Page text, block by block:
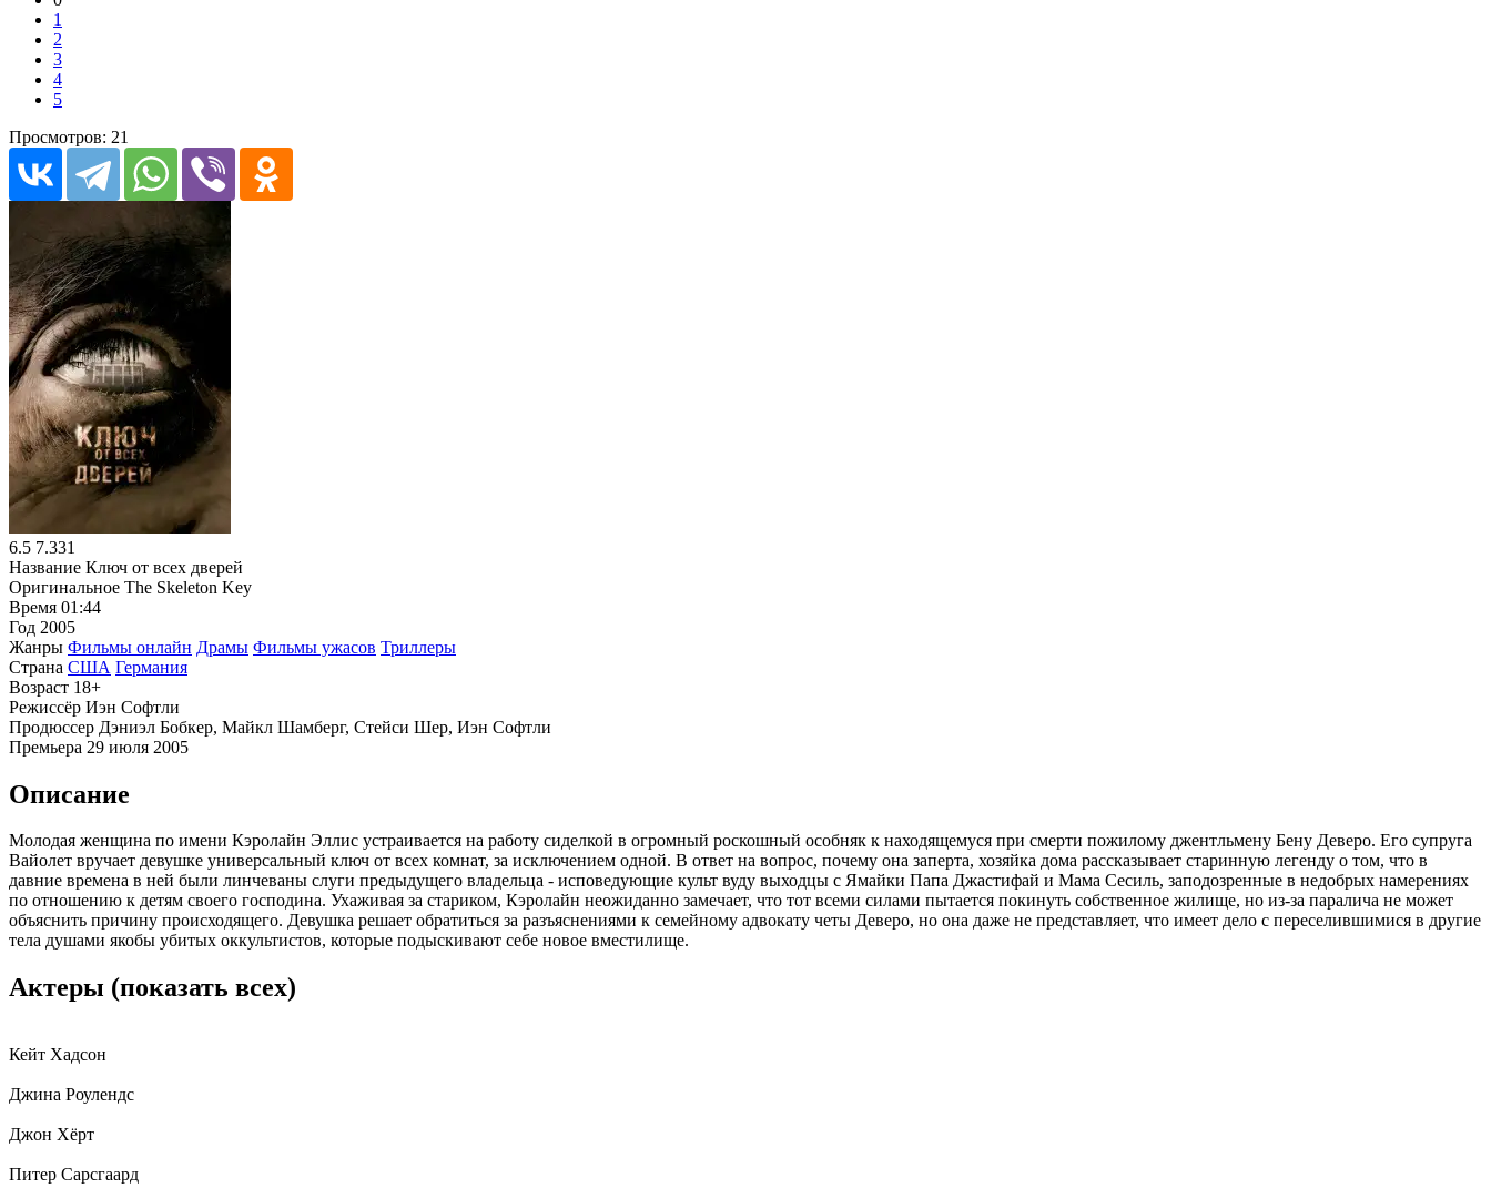
1
2
3
4
5
Просмотров: 21
6.5 7.331
Название Ключ от всех дверей
Оригинальное The Skeleton Key
Время 01:44
Год 2005
Жанры Фильмы онлайн Драмы Фильмы ужасов Триллеры
Страна США Германия
Возраст 18+
Режиссёр Иэн Софтли
Продюссер Дэниэл Бобкер, Майкл Шамберг, Стейси Шер, Иэн Софтли
Премьера 29 июля 2005
Описание
Молодая женщина по имени Кэролайн Эллис устраивается на работу сиделкой в огромный роскошный особняк к находящемуся при смерти пожилому джентльмену Бену Деверо. Его супруга
Вайолет вручает девушке универсальный ключ от всех комнат, за исключением одной. В ответ на вопрос, почему она заперта, хозяйка дома рассказывает старинную легенду о том, что в
давние времена в ней были линчеваны слуги предыдущего владельца - исповедующие культ вуду выходцы с Ямайки Папа Джастифай и Мама Сесиль, заподозренные в недобрых намерениях
по отношению к детям своего господина. Ухаживая за стариком, Кэролайн неожиданно замечает, что тот всеми силами пытается покинуть собственное жилище, но из-за паралича не может
объяснить причину происходящего. Девушка решает обратиться за разъяснениями к семейному адвокату четы Деверо, но она даже не представляет, что имеет дело с переселившимися в другие
тела душами якобы убитых оккультистов, которые подыскивают себе новое вместилище.
Актеры (показать всех)
Кейт Хадсон
Джина Роулендс
Джон Хёрт
Питер Сарсгаард